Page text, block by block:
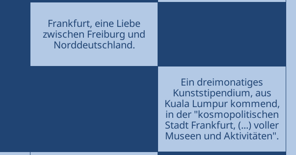
Frankfurt, eine Liebe
zwischen Freiburg und
Norddeutschland.
Ein dreimonatiges
Kunststipendium, aus
Kuala Lumpur kommend,
in der "kosmopolitischen
Stadt Frankfurt, (...) voller
Museen und Aktivitäten".